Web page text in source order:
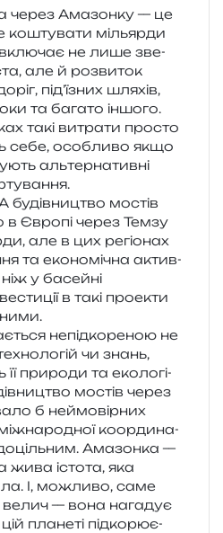
через Амазонку — це
кошту­ва­ти мільяр­ди
вклю­чає не лише зве­
але й роз­ви­ток
під­’ї­зних шля­хів,
та бага­то іншо­го.
такі витра­ти про­сто
себе, осо­бли­во якщо
аль­тер­на­тив­ні
мостів
в Європі через Темзу
але в цих регіо­нах
та еко­но­мі­чна актив­
у басей­ні
в такі про­е­кти
непід­ко­ре­ною не
чи знань,
її при­ро­ди та еко­ло­гі­
мостів через
б неймо­вір­них
коор­ди­на­
Амазонка —
жива істо­та, яка
І, можли­во, саме
велич — вона нага­дує
пла­не­ті під­ко­рю­є­